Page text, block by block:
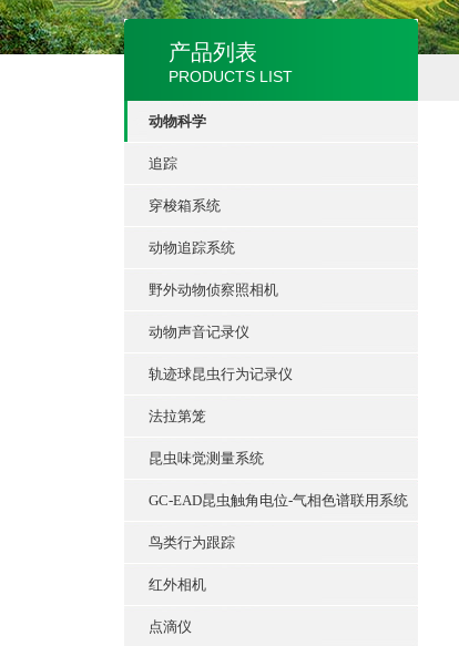
产品列表
PRODUCTS LIST
动物科学
追踪
穿梭箱系统
动物追踪系统
野外动物侦察照相机
动物声音记录仪
轨迹球昆虫行为记录仪
法拉第笼
昆虫味觉测量系统
GC-EAD昆虫触角电位-气相色谱联用系统
鸟类行为跟踪
红外相机
点滴仪